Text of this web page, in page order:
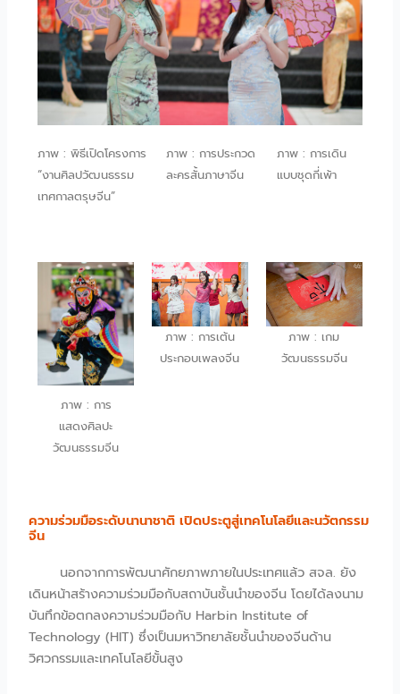
ภาพ : พิธีเปิดโครงการ
“งานศิลปวัฒนธรรม
เทศกาลตรุษจีน”
ภาพ : การประกวด
ละครสั้นภาษาจีน
ภาพ : การเดิน
แบบชุดกี่เพ้า
ภาพ : การ
แสดงศิลปะ
วัฒนธรรมจีน
ภาพ : การเต้น
ประกอบเพลงจีน
ภาพ : เกม
วัฒนธรรมจีน
ความร่วมมือระดับนานาชาติ เปิดประตูสู่เทคโนโลยีและนวัตกรรม
จีน
นอกจากการพัฒนาศักยภาพภายในประเทศแล้ว สจล. ยัง
เดินหน้าสร้างความร่วมมือกับสถาบันชั้นนำของจีน โดยได้ลงนาม
บันทึกข้อตกลงความร่วมมือกับ Harbin Institute of
Technology (HIT) ซึ่งเป็นมหาวิทยาลัยชั้นนำของจีนด้าน
วิศวกรรมและเทคโนโลยีขั้นสูง